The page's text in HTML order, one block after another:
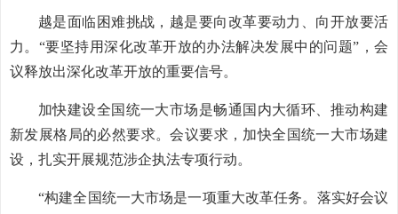
越是面临困难挑战，越是要向改革要动力、向开放要活
力。“要坚持用深化改革开放的办法解决发展中的问题”，会
议释放出深化改革开放的重要信号。
加快建设全国统一大市场是畅通国内大循环、推动构建
新发展格局的必然要求。会议要求，加快全国统一大市场建
设，扎实开展规范涉企执法专项行动。
“构建全国统一大市场是一项重大改革任务。落实好会议